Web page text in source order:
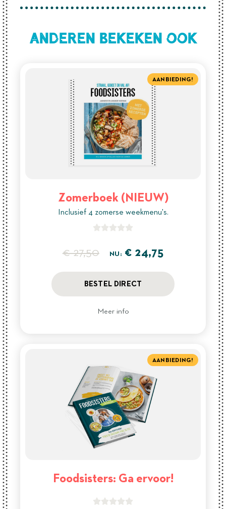
Anderen bekeken ook
AANBIEDING!
Zomerboek (NIEUW)
Inclusief 4 zomerse weekmenu's.

€ 27,50 NU: € 24,75
BESTEL DIRECT
Meer info
AANBIEDING!
Foodsisters: Ga ervoor!
